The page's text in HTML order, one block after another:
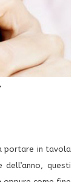
portare in tavola
questi